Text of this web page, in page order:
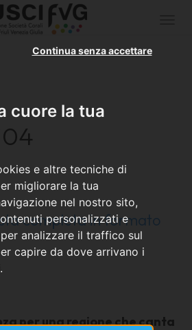
cuore la tua
e altre tecniche di
migliorare la tua
nel nostro sito,
personalizzati e
analizzare il traffico sul
capire da dove arrivano i
Continua senza accettare
completa in formato
per una regione che canta